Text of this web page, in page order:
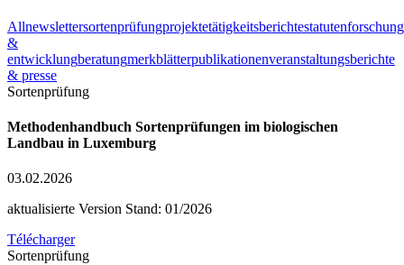
Allnewslettersortenprüfungprojektetätigkeitsberichtestatutenforschung
&
entwicklungberatungmerkblätterpublikationenveranstaltungsberichte
& presse
Sortenprüfung
Methodenhandbuch Sortenprüfungen im biologischen
Landbau in Luxemburg
03.02.2026
aktualisierte Version Stand: 01/2026
Télécharger
Sortenprüfung